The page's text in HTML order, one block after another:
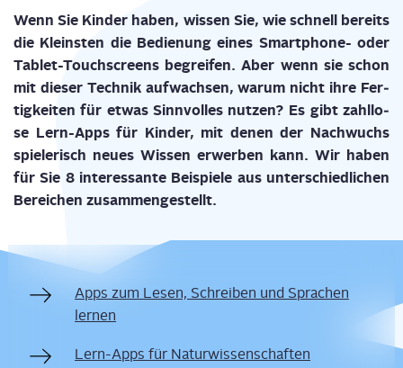
Wenn Sie Kin­der haben, wis­sen Sie, wie schnell bereits
die Kleins­ten die Bedie­nung eines Smart­phone- oder
Tablet-Touch­screens begrei­fen. Aber wenn sie schon
mit die­ser Tech­nik auf­wach­sen, war­um nicht ihre Fer­
tig­kei­ten für etwas Sinn­vol­les nut­zen? Es gibt zahl­lo­
se Lern-Apps für Kin­der, mit denen der Nach­wuchs
spie­le­risch neu­es Wis­sen erwer­ben kann. Wir haben
für Sie 8 inter­es­san­te Bei­spie­le aus unter­schied­li­chen
Berei­chen zusammengestellt.
Apps zum Lesen, Schrei­ben und Spra­chen
lernen
Lern-Apps für Naturwissenschaften